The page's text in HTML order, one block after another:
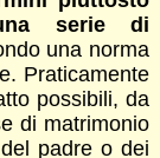
serie di
una norma
Praticamente
possibili, da
di matrimonio
padre o dei